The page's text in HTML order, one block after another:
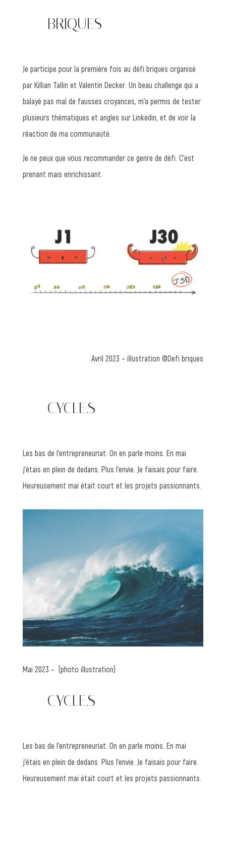
—— BRIQUES
Je participe pour la première fois au défi briques organisé
par Killian Tallin et Valentin Decker. Un beau challenge qui a
balayé pas mal de fausses croyances, m’a permis de tester
plusieurs thématiques et angles sur Linkedin, et de voir la
réaction de ma communauté.
Je ne peux que vous recommander ce genre de défi. C’est
prenant mais enrichissant.
Avril 2023 – illustration ©Defi briques
—— CYCLE.S
Les bas de l’entrepreneuriat. On en parle moins. En mai
j’étais en plein de dedans. Plus l’envie. Je faisais pour faire.
Heureusement mai était court et les projets passionnants.
Mai 2023 – (photo illustration)
—— CYCLE.S
Les bas de l’entrepreneuriat. On en parle moins. En mai
j’étais en plein de dedans. Plus l’envie. Je faisais pour faire.
Heureusement mai était court et les projets passionnants.